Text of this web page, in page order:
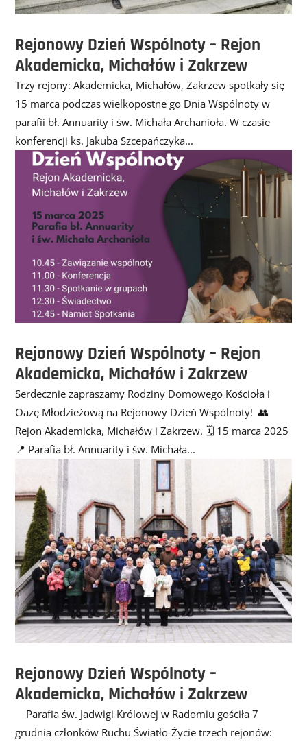
Rejonowy Dzień Wspólnoty – Rejon
Akademicka, Michałów i Zakrzew
Trzy rejony: Akademicka, Michałów, Zakrzew spotkały się
15 marca podczas wielkopostne go Dnia Wspólnoty w
parafii bł. Annuarity i św. Michała Archanioła. W czasie
konferencji ks. Jakuba Szcepańczyka...
Rejonowy Dzień Wspólnoty – Rejon
Akademicka, Michałów i Zakrzew
Serdecznie zapraszamy Rodziny Domowego Kościoła i
Oazę Młodzieżową na Rejonowy Dzień Wspólnoty! 👥
Rejon Akademicka, Michałów i Zakrzew. 🗓️ 15 marca 2025
📍 Parafia bł. Annuarity i św. Michała...
Rejonowy Dzień Wspólnoty –
Akademicka, Michałów i Zakrzew
Parafia św. Jadwigi Królowej w Radomiu gościła 7
grudnia członków Ruchu Światło-Życie trzech rejonów: